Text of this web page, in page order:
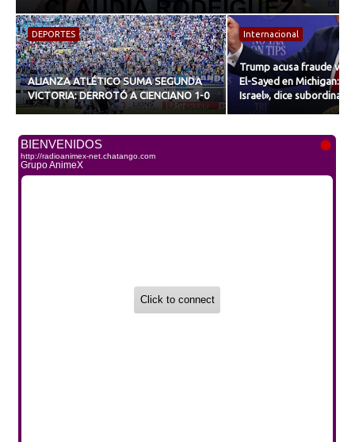
DEPORTES
ALIANZA ATLÉTICO SUMA SEGUNDA
VICTORIA: DERROTÓ A CIENCIANO 1-0
Internacional
Trump acusa fraude
El-Sayed en Michigan:
Israel», dice